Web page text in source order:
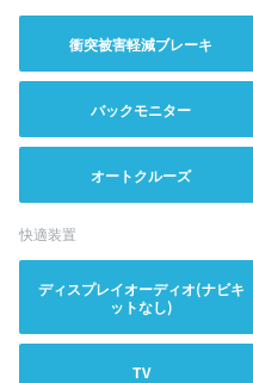
衝突被害軽減ブレーキ
バックモニター
オートクルーズ
快適装置
ディスプレイオーディオ(ナビキ
ットなし)
TV